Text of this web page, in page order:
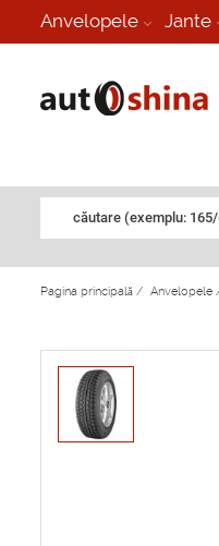
Anvelopele Jante
căutare (exemplu: 165/
Pagina principală / Anvelopele